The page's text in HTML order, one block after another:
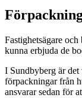
Fastighetsägare
kunna erbjuda de
I Sundbyberg är det
förpackningar från
ansvarar sedan för